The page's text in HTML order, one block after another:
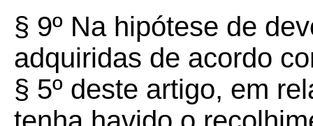
§ 9º Na hipótese de
adquiridas de acordo
§ 5º deste artigo, em